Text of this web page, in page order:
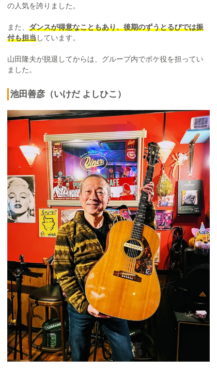
の人気を誇りました。
また、 ダンスが得意なこともあり、後期のずうとるびでは振
付も担当しています。
山田隆夫が脱退してからは、グループ内でボケ役を担ってい
ました。
池田善彦（いけだ よしひこ）